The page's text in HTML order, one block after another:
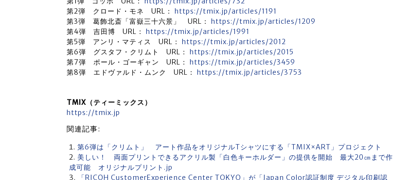
第2弾 クロード・モネ URL： https://tmix.jp/articles/1191
第3弾 葛飾北斎「富嶽三十六景」 URL： https://tmix.jp/articles/1209
第4弾 吉田博 URL： https://tmix.jp/articles/1991
第5弾 アンリ・マティス URL： https://tmix.jp/articles/2012
第6弾 グスタフ・クリムト URL： https://tmix.jp/articles/2015
第7弾 ポール・ゴーギャン URL： https://tmix.jp/articles/3459
第8弾 エドヴァルド・ムンク URL： https://tmix.jp/articles/3753
TMIX（ティーミックス）
https://tmix.jp
関連記事:
第6弾は「クリムト」 アート作品をオリジナルTシャツにする「TMIX×ART」プロジェクト
美しい！ 両面プリントできるアクリル製「白色キーホルダー」の提供を開始 最大20㎝まで作
成可能 オリジナルプリント.jp
「RICOH CustomerExperience Center TOKYO」が「Japan Color認証制度 デジタル印刷認